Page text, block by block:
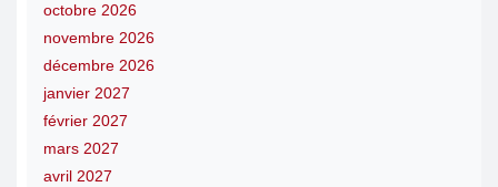
octobre 2026
novembre 2026
décembre 2026
janvier 2027
février 2027
mars 2027
avril 2027